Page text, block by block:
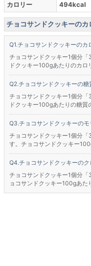
カロリー
494kcal
チョコサンドクッキーのカ
チョコサンドクッキーのカ
チョコサンドクッキー1個分「
ドクッキー100gあたりのカロ
チョコサンドクッキーの糖
チョコサンドクッキー1個分「
ドクッキー100gあたりの糖質
チョコサンドクッキーの
チョコサンドクッキー1個分
す。チョコサンドクッキー
チョコサンドクッキーの
チョコサンドクッキー1個分
ョコサンドクッキー100gあた